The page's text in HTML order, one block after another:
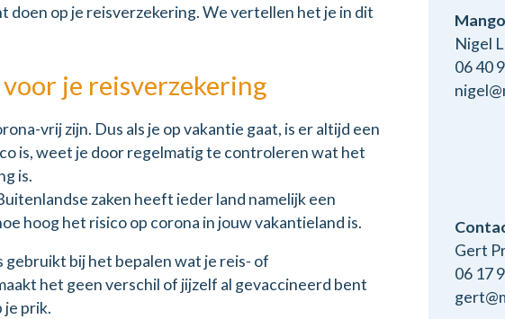
doen op je reisverzekering. We vertellen het je in dit
je reisverzekering
vrij zijn. Dus als je op vakantie gaat, is er altijd een
is, weet je door regelmatig te controleren wat het
is.
zaken heeft ieder land namelijk een
hoog het risico op corona in jouw vakantieland is.
bij het bepalen wat je reis- of
het geen verschil of jijzelf al gevaccineerd bent
prik.
Nigel
06 40
Gert
06 17